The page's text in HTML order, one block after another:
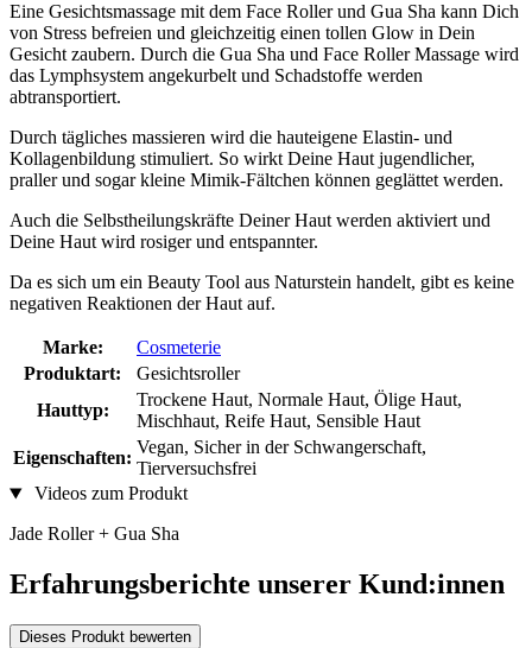
Eine Gesichtsmassage mit dem Face Roller und Gua Sha kann Dich
von Stress befreien und gleichzeitig einen tollen Glow in Dein
Gesicht zaubern. Durch die Gua Sha und Face Roller Massage wird
das Lymphsystem angekurbelt und Schadstoffe werden
abtransportiert.
Durch tägliches massieren wird die hauteigene Elastin- und
Kollagenbildung stimuliert. So wirkt Deine Haut jugendlicher,
praller und sogar kleine Mimik-Fältchen können geglättet werden.
Auch die Selbstheilungskräfte Deiner Haut werden aktiviert und
Deine Haut wird rosiger und entspannter.
Da es sich um ein Beauty Tool aus Naturstein handelt, gibt es keine
negativen Reaktionen der Haut auf.
Marke:
Cosmeterie
Produktart:
Gesichtsroller
Hauttyp:
Trockene Haut, Normale Haut, Ölige Haut,
Mischhaut, Reife Haut, Sensible Haut
Eigenschaften:
Vegan, Sicher in der Schwangerschaft,
Tierversuchsfrei
Videos zum Produkt
Jade Roller + Gua Sha
Erfahrungsberichte unserer Kund:innen
Dieses Produkt bewerten